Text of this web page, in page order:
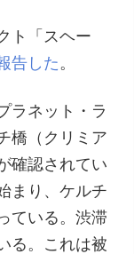
ト「スヘー
告した 。
ラネット・ラ
橋（クリミア
確認されてい
まり、ケルチ
ている。渋滞
る。これは被